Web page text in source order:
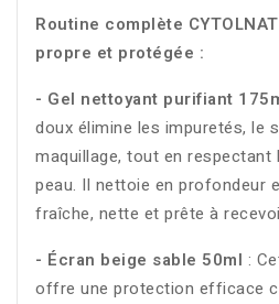
Routine complète
propre et protégée :
- Gel nettoyant purifiant
doux élimine les impuretés, le
maquillage, tout en respectant
peau. Il nettoie en profondeur
fraîche, nette et prête à
- Écran beige sable 50ml :
offre une protection efficace